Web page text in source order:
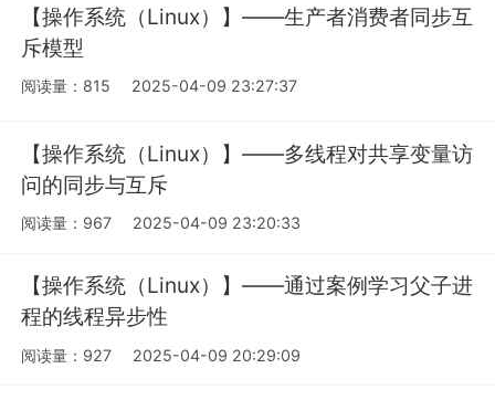
【操作系统（Linux）】——生产者消费者同步互
斥模型
阅读量：815 2025-04-09 23:27:37
【操作系统（Linux）】——多线程对共享变量访
问的同步与互斥
阅读量：967 2025-04-09 23:20:33
【操作系统（Linux）】——通过案例学习父子进
程的线程异步性
阅读量：927 2025-04-09 20:29:09